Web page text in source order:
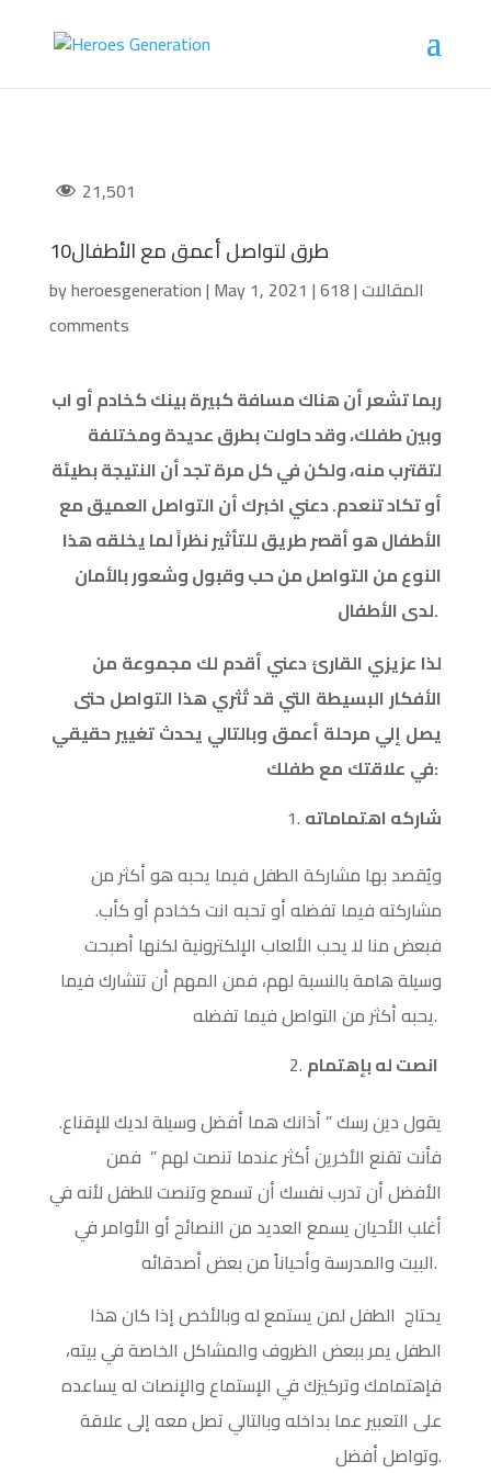
21,501
10طرق لتواصل أعمق مع الأطفال
byheroesgeneration| May 1, 2021 | المقالات|
618
comments
ربما تشعر أن هناك مسافة كبيرة بينك كخادم أو اب
وبين طفلك، وقد حاولت بطرق عديدة ومختلفة
لتقترب منه، ولكن في كل مرة تجد أن النتيجة بطيئة
أو تكاد تنعدم. دعني اخبرك أن التواصل العميق مع
الأطفال هو أقصر طريق للتأثير نظراً لما يخلقه هذا
النوع من التواصل من حب وقبول وشعور بالأمان
لدى الأطفال.
لذا عزيزي القارئ دعني أقدم لك مجموعة من
الأفكار البسيطة التي قدتُثري هذا التواصل حتى
يصل إلي مرحلة أعمق وبالتالي يحدثتغييرحقيقي
في علاقتك مع طفلك
:
شاركه اهتماماته
ويُقصد بها مشاركة الطفل فيما يحبه هو أكثر من
مشاركته فيما تفضله أو تحبه انت كخادم أو كأب.
فبعض منا لا يحب الألعاب الإلكترونية لكنها أصبحت
وسيلة هامة بالنسبة لهم، فمن المهم أن تتشارك فيما
يحبه أكثر من التواصل فيما تفضله.
يقول دين رسك ” أذانك هما أفضل وسيلة لديك للإقناع.
فأنت تقنع الأخرين أكثر عندما تنصت لهم ” فمن
الأفضل أن تدرب نفسك أن تسمع وتنصت للطفل لأنه في
أغلب الأحيان يسمع العديد من النصائح أو الأوامر في
البيت والمدرسة وأحياناً من بعض أصدقائه.
يحتاج الطفل لمن يستمع له وبالأخص إذا كان هذا
الطفل يمر ببعض الظروف والمشاكل الخاصة في بيته،
فإهتمامك وتركيزك في الإستماع والإنصات له يساعده
على التعبير عما بداخله وبالتالي تصل معه إلى علاقة
وتواصل أفضل.